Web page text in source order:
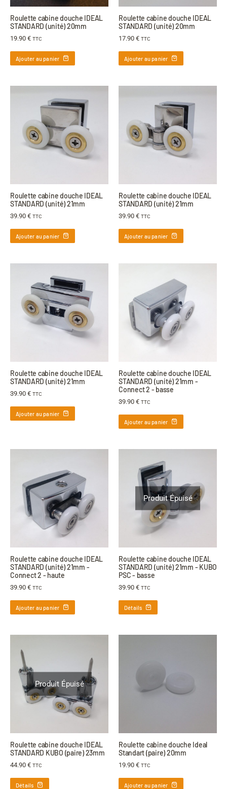
Roulette cabine douche IDEAL
STANDARD (unité) 20mm
19.90 € TTC
Ajouter au panier
Roulette cabine douche IDEAL
STANDARD (unité) 20mm
17.90 € TTC
Ajouter au panier
Roulette cabine douche IDEAL
STANDARD (unité) 21mm
39.90 € TTC
Ajouter au panier
Roulette cabine douche IDEAL
STANDARD (unité) 21mm
39.90 € TTC
Ajouter au panier
Roulette cabine douche IDEAL
STANDARD (unité) 21mm
39.90 € TTC
Ajouter au panier
Roulette cabine douche IDEAL
STANDARD (unité) 21mm -
Connect 2 - basse
39.90 € TTC
Ajouter au panier
Roulette cabine douche IDEAL
STANDARD (unité) 21mm -
Connect 2 - haute
39.90 € TTC
Ajouter au panier
Produit Épuisé
Roulette cabine douche IDEAL
STANDARD (unité) 21mm - KUBO
PSC - basse
39.90 € TTC
Détails
Produit Épuisé
Roulette cabine douche IDEAL
STANDARD KUBO (paire) 23mm
44.90 € TTC
Détails
Roulette cabine douche Ideal
Standart (paire) 20mm
19.90 € TTC
Ajouter au panier